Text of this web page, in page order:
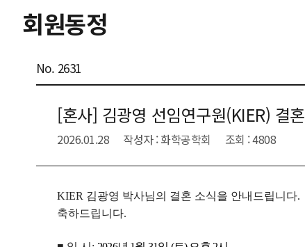
회원동정
No. 2631
[혼사] 김광영 선임연구원(KIER) 결혼
2026.01.28 작성자 : 화학공학회 조회 : 4808